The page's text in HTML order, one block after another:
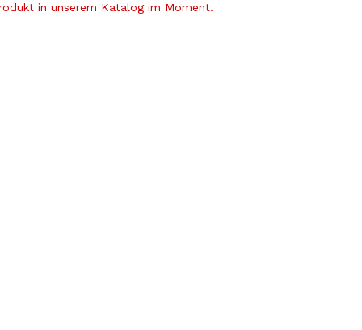
in unserem Katalog im Moment.